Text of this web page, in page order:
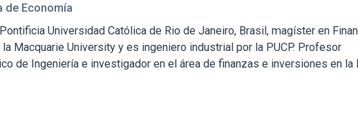
de Economía
Universidad Católica de Rio de Janeiro, Brasil, magíster en
Macquarie University y es ingeniero industrial por la PUCP. Profesor
de Ingeniería e investigador en el área de finanzas e inversiones en la